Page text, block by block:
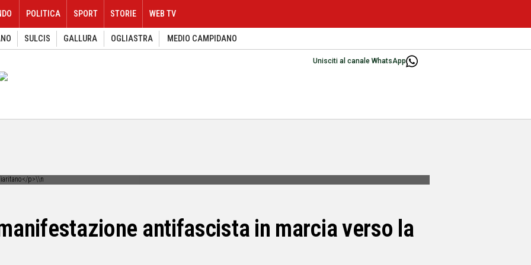
Unisciti al canale WhatsApp
SULCIS GALLURA OGLIASTRA MEDIO CAMPIDANO
POLITICA SPORT STORIE WEB TV
antifascista in marcia verso la